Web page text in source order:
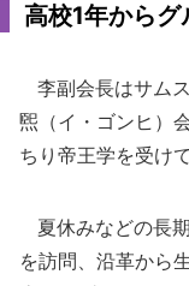
高校1年から
李副会長はサム
煕（イ・ゴンヒ）
ちり帝王学を受けて
夏休みなどの長
を訪問、沿革から